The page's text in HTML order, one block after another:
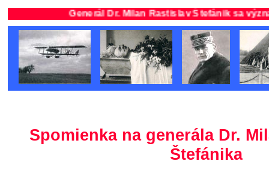
Generál Dr. Milan Rastislav Štefánik sa
Spomienka na generála Dr.
Štefánika